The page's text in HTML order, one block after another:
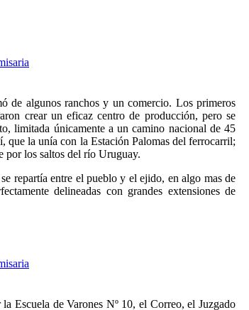
algunos ranchos y un comercio. Los primeros
crear un eficaz centro de producción, pero se
limitada únicamente a un camino nacional de 45
la unía con la Estación Palomas del ferrocarril;
por los saltos del río Uruguay.
repartía entre el pueblo y el ejido, en algo mas de
delineadas con grandes extensiones de
Escuela de Varones Nº 10, el Correo, el Juzgado